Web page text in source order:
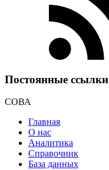
Постоянные ссылки
СОВА
Главная
О нас
Аналитика
Справочник
База данных